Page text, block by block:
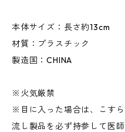
本体サイズ：長さ約13cm
材質：プラスチック
製造国：CHINA
※火気厳禁
※目に入った場合は、こす
流し製品を必ず持参して医